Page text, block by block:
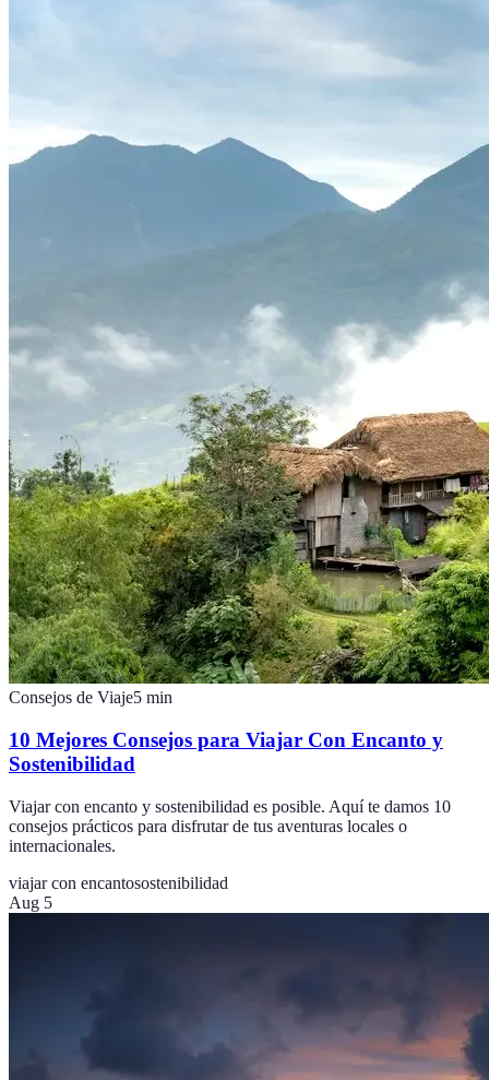
Consejos de Viaje5 min
10 Mejores Consejos para Viajar Con Encanto y
Sostenibilidad
Viajar con encanto y sostenibilidad es posible. Aquí te damos 10
consejos prácticos para disfrutar de tus aventuras locales o
internacionales.
viajar con encantosostenibilidad
Aug 5